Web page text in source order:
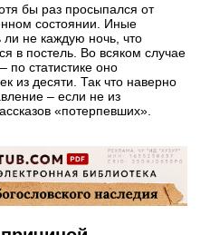
бы раз просыпался от
состоянии. Иные
ли не каждую ночь, что
в постель. Во всяком случае
по статистике оно
из десяти. Так что наверно
– если не из
«потерпевших».